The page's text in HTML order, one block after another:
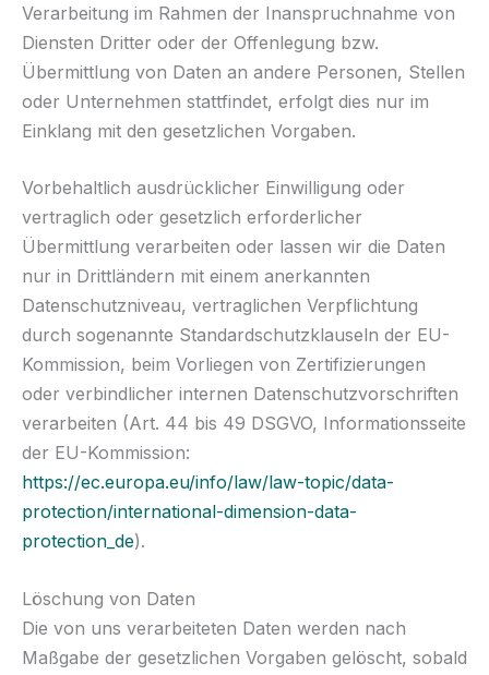
Verarbeitung im Rahmen der Inanspruchnahme von
Diensten Dritter oder der Offenlegung bzw.
Übermittlung von Daten an andere Personen, Stellen
oder Unternehmen stattfindet, erfolgt dies nur im
Einklang mit den gesetzlichen Vorgaben.
Vorbehaltlich ausdrücklicher Einwilligung oder
vertraglich oder gesetzlich erforderlicher
Übermittlung verarbeiten oder lassen wir die Daten
nur in Drittländern mit einem anerkannten
Datenschutzniveau, vertraglichen Verpflichtung
durch sogenannte Standardschutzklauseln der EU-
Kommission, beim Vorliegen von Zertifizierungen
oder verbindlicher internen Datenschutzvorschriften
verarbeiten (Art. 44 bis 49 DSGVO, Informationsseite
der EU-Kommission:
https://ec.europa.eu/info/law/law-topic/data-
protection/international-dimension-data-
protection_de).
Löschung von Daten
Die von uns verarbeiteten Daten werden nach
Maßgabe der gesetzlichen Vorgaben gelöscht, sobald